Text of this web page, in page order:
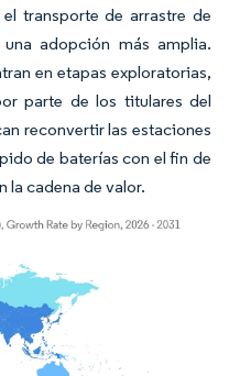
transporte de arrastre de
adopción más amplia.
en etapas exploratorias,
parte de los titulares del
reconvertir las estaciones
de baterías con el fin de
la cadena de valor.